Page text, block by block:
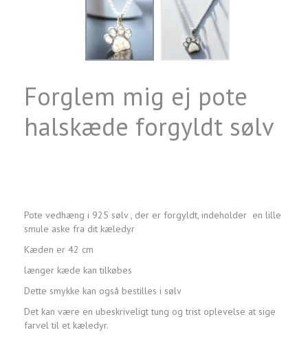
Forglem mig ej pote
halskæde forgyldt sølv
Pote vedhæng i 925 sølv , der er forgyldt, indeholder en lille
smule aske fra dit kæledyr
Kæden er 42 cm
længer kæde kan tilkøbes
Dette smykke kan også bestilles i sølv
Det kan være en ubeskriveligt tung og trist oplevelse at sige
farvel til et kæledyr.